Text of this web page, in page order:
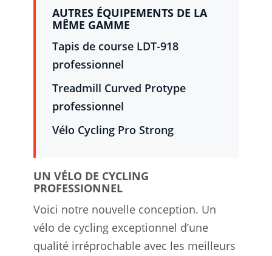
AUTRES ÉQUIPEMENTS DE LA
MÊME GAMME
Tapis de course LDT-918
professionnel
Treadmill Curved Protype
professionnel
Vélo Cycling Pro Strong
UN VÉLO DE CYCLING
PROFESSIONNEL
Voici notre nouvelle conception. Un
vélo de cycling exceptionnel d’une
qualité irréprochable avec les meilleurs